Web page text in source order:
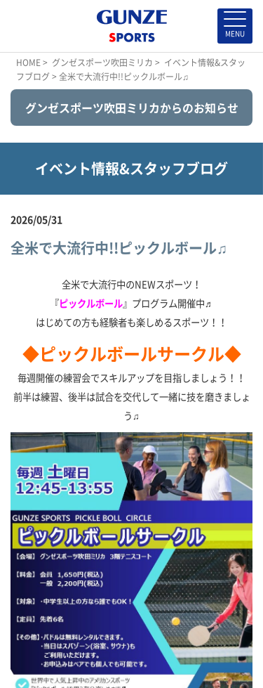
HOME> グンゼスポーツ吹田ミリカ > イベント情報&スタッ
フブログ> 全米で大流行中!!ピックルボール♫
グンゼスポーツ吹田ミリカからのお知らせ
イベント情報&スタッフブログ
2026/05/31
全米で大流行中!!ピックルボール♫
全米で大流行中のNEWスポーツ！
『ピックルボール』プログラム開催中♬
はじめての方も経験者も楽しめるスポーツ！！
◆ピックルボールサークル◆
毎週開催の練習会でスキルアップを目指しましょう！！
前半は練習、後半は試合を交代して一緒に技を磨きましょ
う♫